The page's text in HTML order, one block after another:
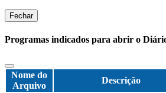
Fechar
Programas indicados para abrir o
Nome do
Arquivo
Descrição